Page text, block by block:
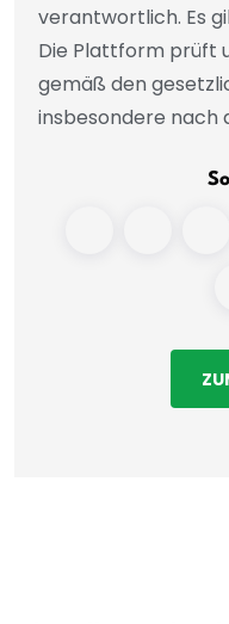
verantwortlich. Es
Die Plattform prüft
gemäß den
insbesondere nach